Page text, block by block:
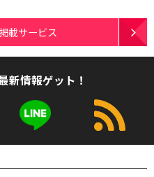
載サービス
新情報ゲット！